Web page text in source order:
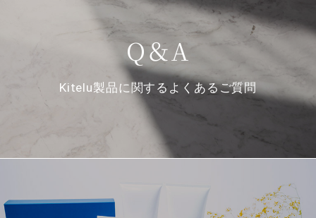
Q＆A
Kitelu製品に関するよくあるご質問